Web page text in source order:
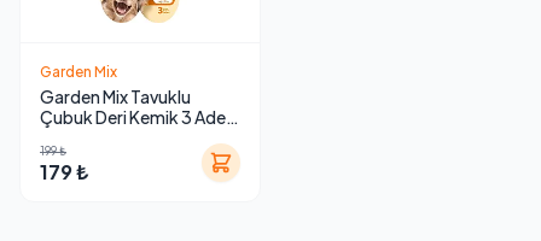
Garden Mix
Garden Mix Tavuklu
Çubuk Deri Kemik 3 Adet
199 ₺
179 ₺